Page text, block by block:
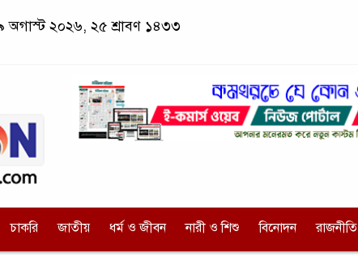
অগাস্ট ২০২৬, ২৫ শ্রাবণ ১৪৩৩
চাকরি জাতীয় ধর্ম ও জীবন নারী ও শিশু বিনোদন রাজনীতি